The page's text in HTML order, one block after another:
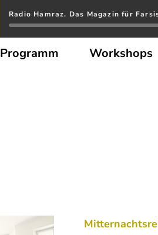
Radio Hamraz. Das Magazin für
Programm Workshops